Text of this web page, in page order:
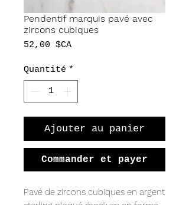
Pendentif marquis pavé avec
zircons cubiques
52,00 $CAPrix
Quantité *
Ajouter au panier
Commander et payer
Pavé de zircons cubiques en argent